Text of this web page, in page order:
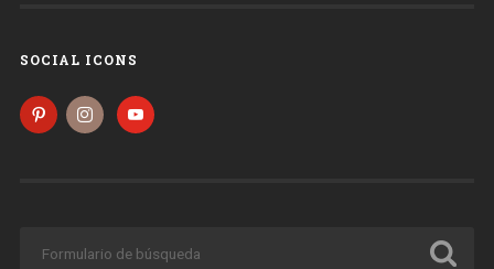
SOCIAL ICONS